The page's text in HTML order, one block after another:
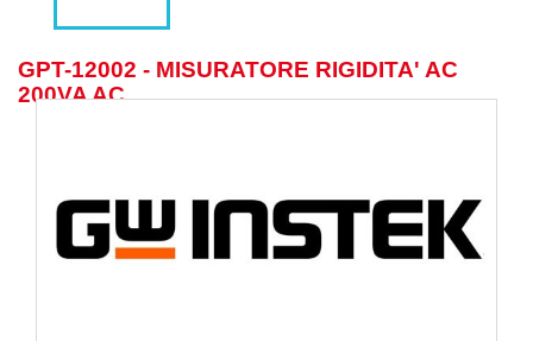
GPT-12002 - MISURATORE RIGIDITA' AC
200VA AC